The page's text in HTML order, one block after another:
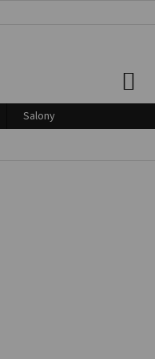
Salony